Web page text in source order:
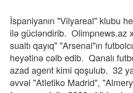
İspaniyanın "Vilyareal" klubu
ilə gücləndirib. Olimpnews.az
sualtı qayıq" "Arsenal"ın
heyətinə cəlb edib. Qanalı
azad agent kimi qoşulub. 32
əvvəl "Atletiko Madrid",